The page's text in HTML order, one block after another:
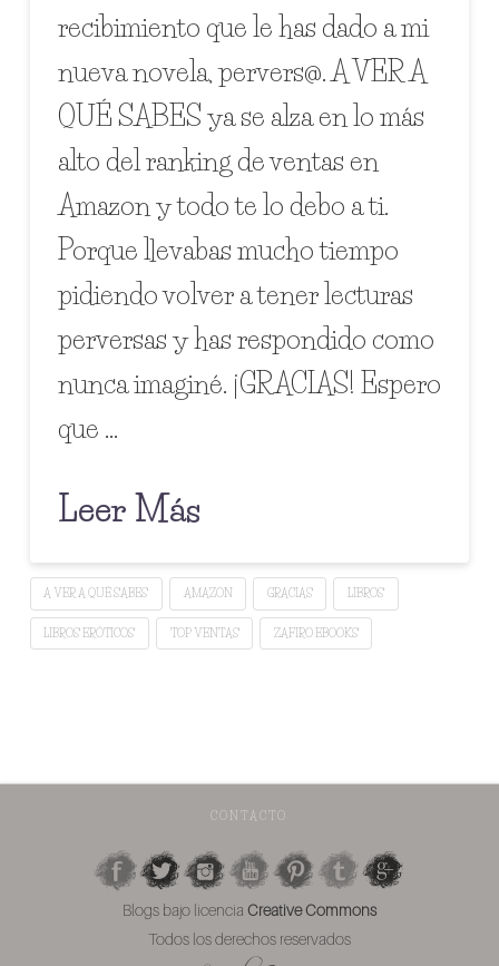
recibimiento que le has dado a mi
nueva novela, pervers@. A VER A
QUÉ SABES ya se alza en lo más
alto del ranking de ventas en
Amazon y todo te lo debo a ti.
Porque llevabas mucho tiempo
pidiendo volver a tener lecturas
perversas y has respondido como
nunca imaginé. ¡GRACIAS! Espero
que …
Leer Más
A VER A QUÉ SABES AMAZON GRACIAS LIBROS
LIBROS ERÓTICOS TOP VENTAS ZAFIRO EBOOKS
CONTACTO
Blogs bajo licencia Creative Commons
Todos los derechos reservados